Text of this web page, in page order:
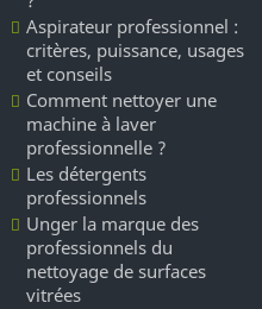
Aspirateur professionnel :
critères, puissance, usages
et conseils
Comment nettoyer une
machine à laver
professionnelle ?
Les détergents
professionnels
Unger la marque des
professionnels du
nettoyage de surfaces
vitrées